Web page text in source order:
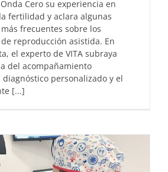
Cero su experiencia en
fertilidad y aclara algunas
frecuentes sobre los
reproducción asistida. En
el experto de VITA subraya
del acompañamiento
personalizado y el
[...]